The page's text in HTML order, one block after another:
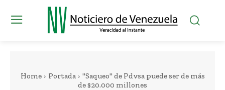
Home Portada
"Saqueo" de Pdvsa puede ser de más
de $20.000 millones